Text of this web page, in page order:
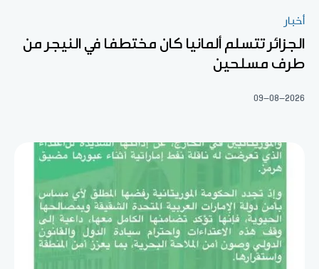
أخبار
الجزائر تتسلم ألمانيا كان مختطفا في النيجر من
طرف مسلحين
09-08-2026